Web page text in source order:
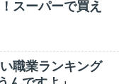
スーパーで買え
職業ランキング